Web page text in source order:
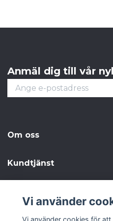
Anmäl dig till vår
Om oss
Kundtjänst
Vi använder
Vi använder cookies för